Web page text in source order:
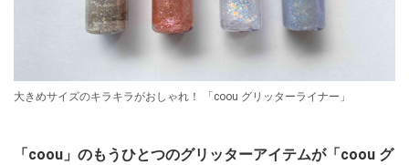
大きめサイズのキラキラがおしゃれ！ 「coou グリッターライナー」
「coou」のもうひとつのグリッターアイテムが「coou グ